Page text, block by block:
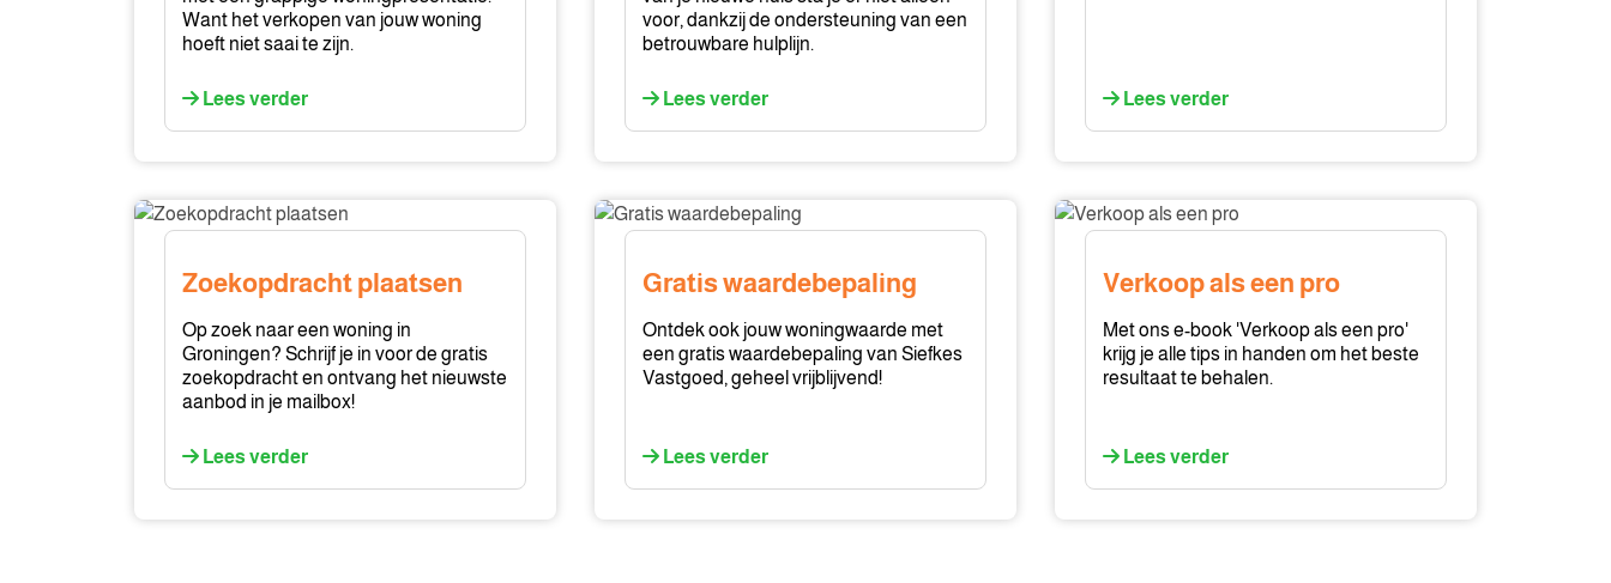
Want het verkopen van jouw woning
hoeft niet saai te zijn.
Lees verder
voor, dankzij de ondersteuning van een
betrouwbare hulplijn.
Lees verder Lees verder
Zoekopdracht
plaatsen
Zoekopdracht plaatsen
Op zoek naar een woning in
Groningen? Schrijf je in voor de gratis
zoekopdracht en ontvang het nieuwste
aanbod in je mailbox!
Lees verder
Gratis
waardebepaling
Gratis waardebepaling
Ontdek ook jouw woningwaarde met
een gratis waardebepaling van Siefkes
Vastgoed, geheel vrijblijvend!
Lees verder
Verkoop
Verkoop als een pro
Met ons e-book 'Verkoop als een pro'
krijg je alle tips in handen om het beste
resultaat te behalen.
Lees verder